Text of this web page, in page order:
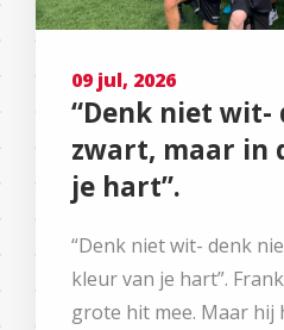
09 jul, 2026
“Denk niet wit-
zwart, maar in
je hart”.
“Denk niet wit- denk
kleur van je hart”.
grote hit mee. Maar hij